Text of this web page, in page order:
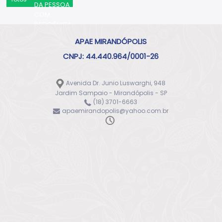
DA PESSOA
APAE MIRANDÓPOLIS
CNPJ: 44.440.964/0001-26
Avenida Dr. Junio Luswarghi, 948
Jardim Sampaio - Mirandópolis - SP
(18) 3701-6663
apaemirandopolis@yahoo.com.br